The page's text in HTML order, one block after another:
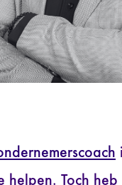
helpen. Toch heb